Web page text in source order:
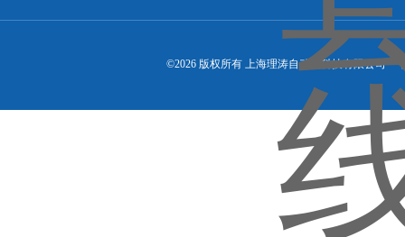
©2026 版权所有 上海理涛自动化科技有限公司